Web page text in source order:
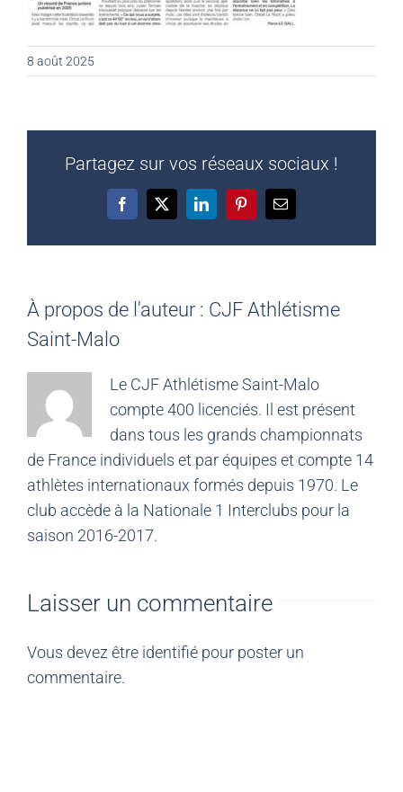
8 août 2025
Partagez sur vos réseaux sociaux !
Facebook
X LinkedInPinterestEmail
À propos de l'auteur : CJF Athlétisme
Saint-Malo
Le CJF Athlétisme Saint-Malo
compte 400 licenciés. Il est présent
dans tous les grands championnats
de France individuels et par équipes et compte 14
athlètes internationaux formés depuis 1970. Le
club accède à la Nationale 1 Interclubs pour la
saison 2016-2017.
Laisser un commentaire
Vous devez être identifié pour poster un
commentaire.